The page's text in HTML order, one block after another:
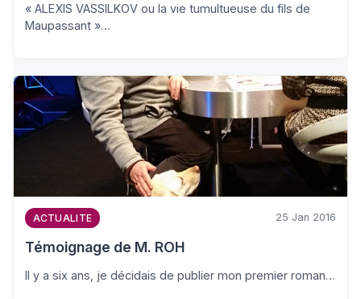
« ALEXIS VASSILKOV ou la vie tumultueuse du fils de
Maupassant »…
ACTUALITE 25 Jan 2016
Témoignage de M. ROH
Il y a six ans, je décidais de publier mon premier roman…